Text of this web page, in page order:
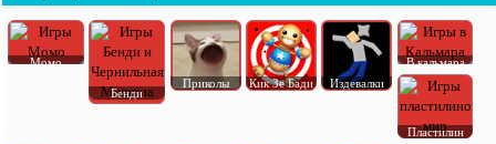
Момо
Бенди
Приколы Кик Зе Бади Издевалки
В кальмара
Пластилин